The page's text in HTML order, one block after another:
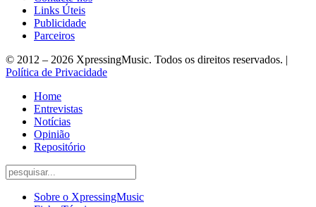
Links Úteis
Publicidade
Parceiros
© 2012 – 2026 XpressingMusic. Todos os direitos reservados. |
Política de Privacidade
Home
Entrevistas
Notícias
Opinião
Repositório
Sobre o XpressingMusic